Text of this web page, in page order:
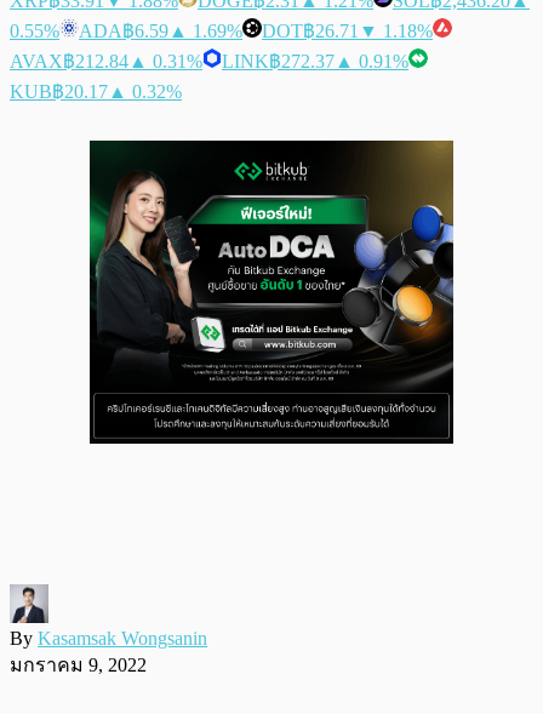
0.55%
ADA฿6.59 ▲ 1.69% DOT฿26.71 ▼ 1.18%
AVAX฿212.84 ▲ 0.31% LINK฿272.37 ▲ 0.91%
KUB฿20.17 ▲ 0.32%
By Kasamsak Wongsanin
มกราคม 9, 2022